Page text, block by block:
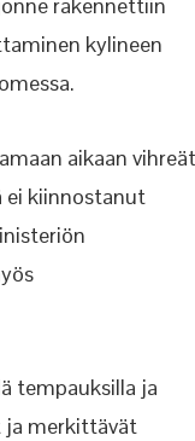
kylineen
aikaan vihreät
ei kiinnostanut
tempauksilla ja
ja merkittävät